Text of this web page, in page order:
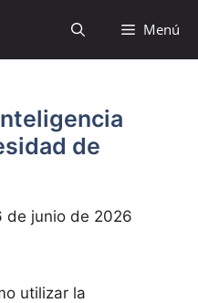
Menú
de
de junio de 2026
utilizar la